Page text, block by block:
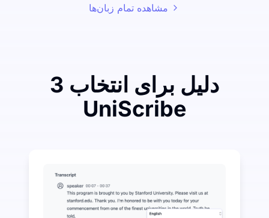
مشاهده تمام زبان‌ها
3 دلیل برای انتخاب
UniScribe
هوش مصنوعی فراتر از تبدیل صوت به متن در دسترس است